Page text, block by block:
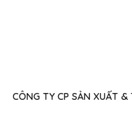
CÔNG TY CP SẢN XUẤT